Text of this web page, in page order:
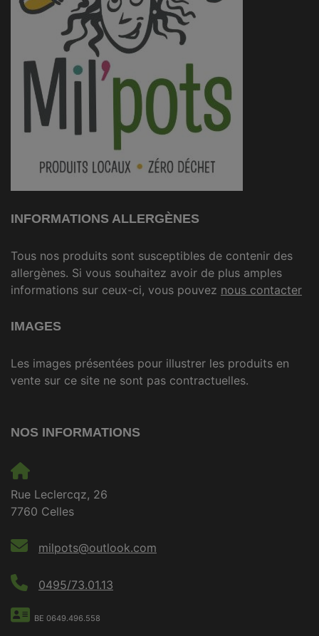
INFORMATIONS ALLERGÈNES
Tous nos produits sont susceptibles de contenir des
allergènes. Si vous souhaitez avoir de plus amples
informations sur ceux-ci, vous pouvez nous contacter
IMAGES
Les images présentées pour illustrer les produits en
vente sur ce site ne sont pas contractuelles.
NOS INFORMATIONS
Rue Leclercqz, 26
7760 Celles
milpots@outlook.com
0495/73.01.13
BE 0649.496.558